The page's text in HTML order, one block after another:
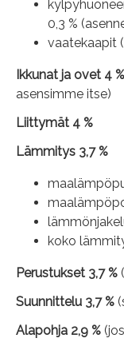
0,3 %
vaatekaapit
Ikkunat ja ovet 4 %
asensimme itse)
Liittymät 4 %
Lämmitys 3,7 %
koko
Perustukset 3,7 %
Suunnittelu 3,7 %
Alapohja 2,9 %